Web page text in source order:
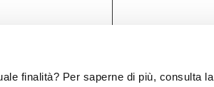
finalità? Per saperne di più, consulta